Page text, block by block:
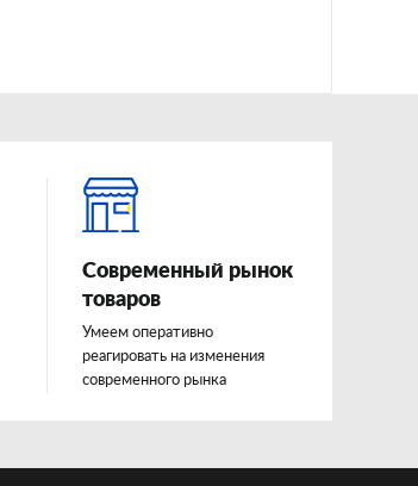
Современный рынок
товаров
Умеем оперативно
реагировать на изменения
современного рынка